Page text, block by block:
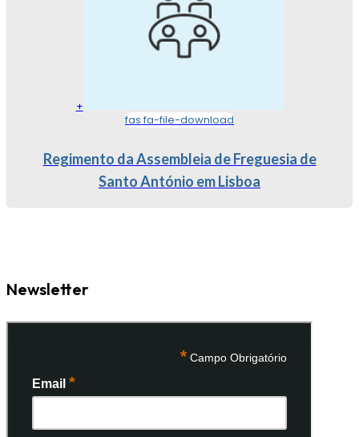
+
fas fa-file-download
Regimento da Assembleia de Freguesia de
Santo António em Lisboa
Newsletter